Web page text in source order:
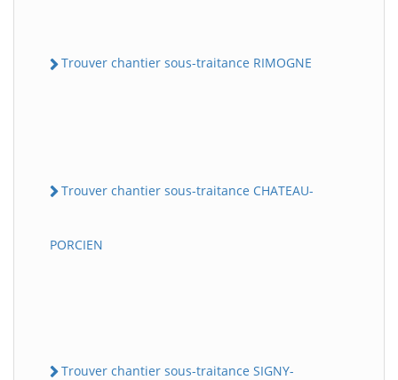
Trouver chantier sous-traitance RIMOGNE
Trouver chantier sous-traitance CHATEAU-
PORCIEN
Trouver chantier sous-traitance SIGNY-